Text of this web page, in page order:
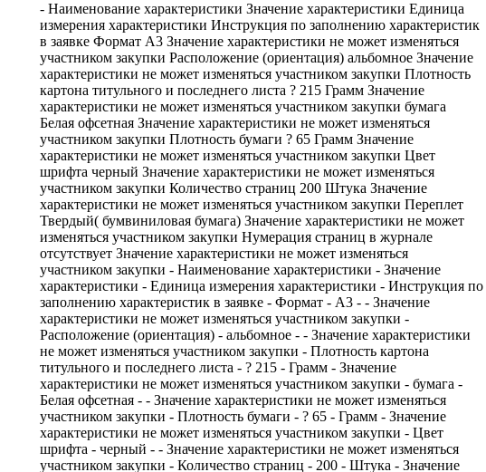
- Наименование характеристики Значение характеристики Единица
измерения характеристики Инструкция по заполнению характеристик
в заявке Формат А3 Значение характеристики не может изменяться
участником закупки Расположение (ориентация) альбомное Значение
характеристики не может изменяться участником закупки Плотность
картона титульного и последнего листа ? 215 Грамм Значение
характеристики не может изменяться участником закупки бумага
Белая офсетная Значение характеристики не может изменяться
участником закупки Плотность бумаги ? 65 Грамм Значение
характеристики не может изменяться участником закупки Цвет
шрифта черный Значение характеристики не может изменяться
участником закупки Количество страниц 200 Штука Значение
характеристики не может изменяться участником закупки Переплет
Твердый( бумвиниловая бумага) Значение характеристики не может
изменяться участником закупки Нумерация страниц в журнале
отсутствует Значение характеристики не может изменяться
участником закупки - Наименование характеристики - Значение
характеристики - Единица измерения характеристики - Инструкция по
заполнению характеристик в заявке - Формат - А3 - - Значение
характеристики не может изменяться участником закупки -
Расположение (ориентация) - альбомное - - Значение характеристики
не может изменяться участником закупки - Плотность картона
титульного и последнего листа - ? 215 - Грамм - Значение
характеристики не может изменяться участником закупки - бумага -
Белая офсетная - - Значение характеристики не может изменяться
участником закупки - Плотность бумаги - ? 65 - Грамм - Значение
характеристики не может изменяться участником закупки - Цвет
шрифта - черный - - Значение характеристики не может изменяться
участником закупки - Количество страниц - 200 - Штука - Значение